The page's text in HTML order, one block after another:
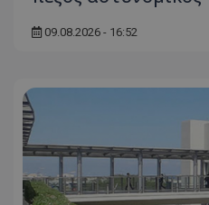
09.08.2026 - 16:52